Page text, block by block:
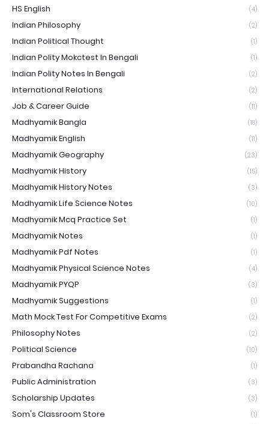
HS English (4)
Indian Philosophy (2)
Indian Political Thought (1)
Indian Polity Mokctest In Bengali (1)
Indian Polity Notes In Bengali (2)
International Relations (2)
Job & Career Guide (11)
Madhyamik Bangla (18)
Madhyamik English (11)
Madhyamik Geography (23)
Madhyamik History (15)
Madhyamik History Notes (3)
Madhyamik Life Science Notes (10)
Madhyamik Mcq Practice Set (1)
Madhyamik Notes (1)
Madhyamik Pdf Notes (1)
Madhyamik Physical Science Notes (4)
Madhyamik PYQP (3)
Madhyamik Suggestions (1)
Math Mock Test For Competitive Exams (2)
Philosophy Notes (2)
Political Science (10)
Prabandha Rachana (1)
Public Administration (3)
Scholarship Updates (3)
Som's Classroom Store (1)